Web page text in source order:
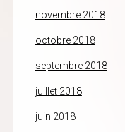
novembre 2018
octobre 2018
septembre 2018
juillet 2018
juin 2018